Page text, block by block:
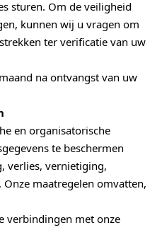
sturen. Om de veiligheid
kunnen wij u vragen om
ter verificatie van uw
na ontvangst van uw
en organisatorische
te beschermen
verlies, vernietiging,
maatregelen omvatten,
verbindingen met onze